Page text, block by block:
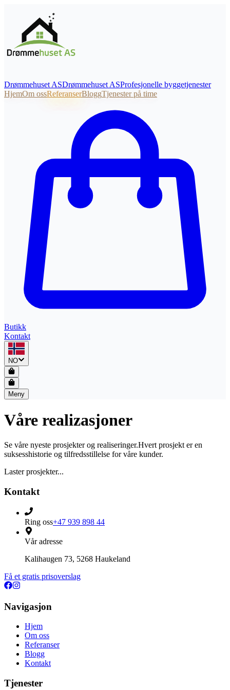
Drømmehuset ASDrømmehuset ASProfesjonelle byggetjenester
HjemOm ossReferanserBloggTjenester på time
Butikk
Kontakt
NO
Meny
Våre realizasjoner
Se våre nyeste prosjekter og realiseringer.Hvert prosjekt er en
suksesshistorie og tilfredsstillelse for våre kunder.
Laster prosjekter...
Kontakt
Ring oss+47 939 898 44
Vår adresse
Kalihaugen 73, 5268 Haukeland
Få et gratis prisoverslag
Navigasjon
Hjem
Om oss
Referanser
Blogg
Kontakt
Tjenester